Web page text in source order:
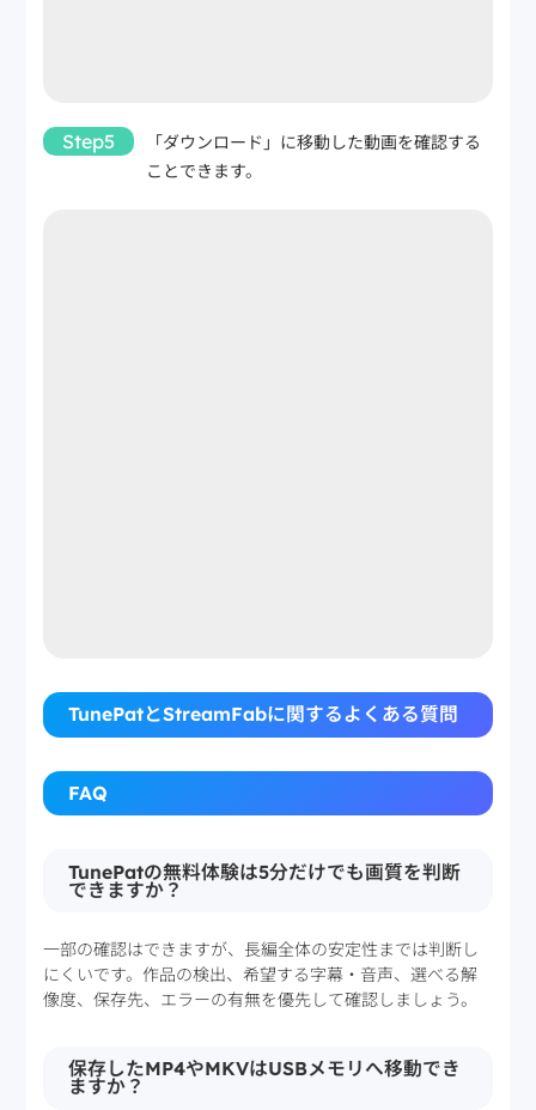
Step5
「ダウンロード」に移動した動画を確認する
ことできます。
TunePatとStreamFabに関するよくある質問
FAQ
TunePatの無料体験は5分だけでも画質を判断
できますか？
一部の確認はできますが、長編全体の安定性までは判断し
にくいです。作品の検出、希望する字幕・音声、選べる解
像度、保存先、エラーの有無を優先して確認しましょう。
保存したMP4やMKVはUSBメモリへ移動でき
ますか？